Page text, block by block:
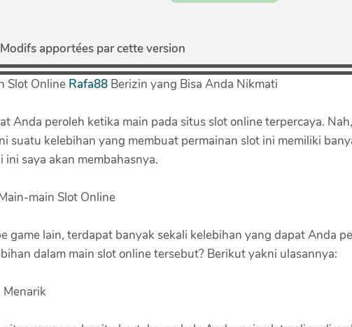
Modifs apportées par cette version